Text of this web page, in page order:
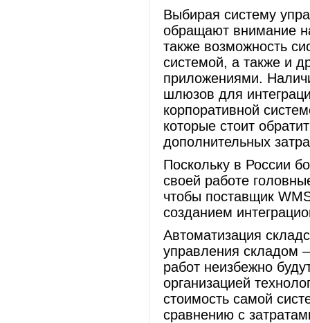
Выбирая систему
обращают внимание
также возможность
системой, а также и
приложениями.
шлюзов для
корпоративной
которые стоит
дополнительных
Поскольку в России
своей работе
чтобы поставщик
созданием
Автоматизация
управления складом
работ неизбежно
организацией
стоимость самой
сравнению с